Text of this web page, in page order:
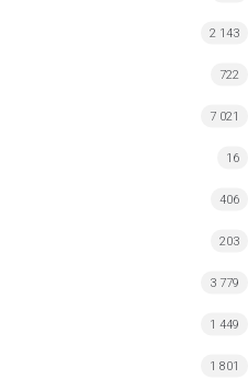
2 143
722
7 021
16
406
203
3 779
1 449
1 801